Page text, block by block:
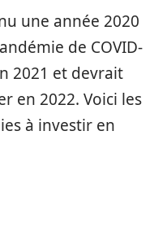
une année 2020
de COVID-
2021 et devrait
en 2022. Voici les
à investir en